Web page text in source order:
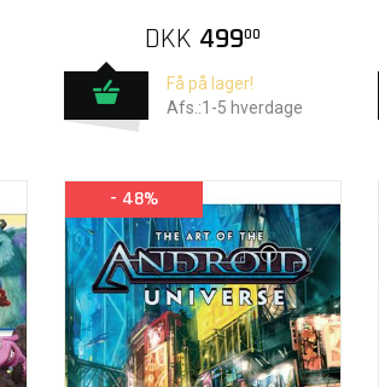
DKK 49900
Få på lager!
Afs.:1-5 hverdage
- 48%